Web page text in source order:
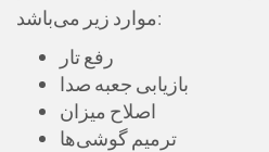
موارد زیر می‌باشد:
رفع تار
بازیابی جعبه صدا
اصلاح میزان
ترمیم گوشی‌ها